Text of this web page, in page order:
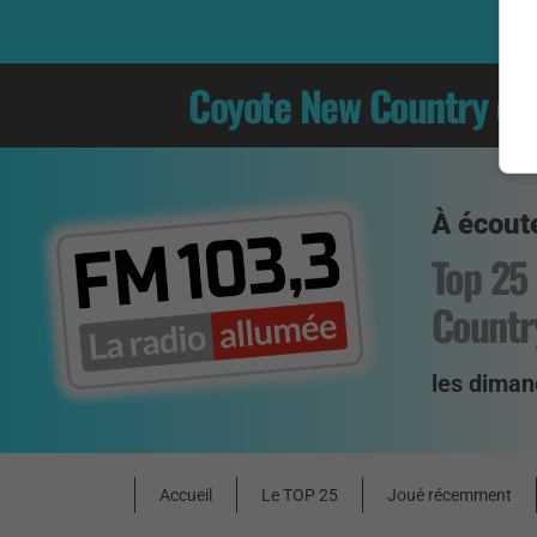
Coyote New Country
À
Top
les
Accueil Le TOP 25 Joué récemment